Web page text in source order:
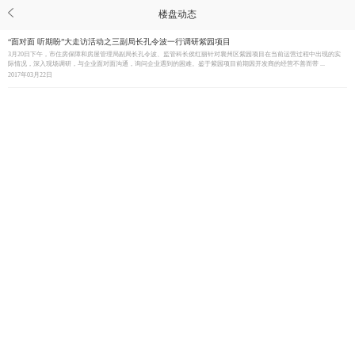
楼盘动态
“面对面 听期盼”大走访活动之三副局长孔令波一行调研紫园项目
3月20日下午，市住房保障和房屋管理局副局长孔令波、监管科长侯红丽针对襄州区紫园项目在当前运营过程中出现的实
际情况，深入现场调研，与企业面对面沟通，询问企业遇到的困难。鉴于紫园项目前期因开发商的经营不善而带 ...
2017年03月22日